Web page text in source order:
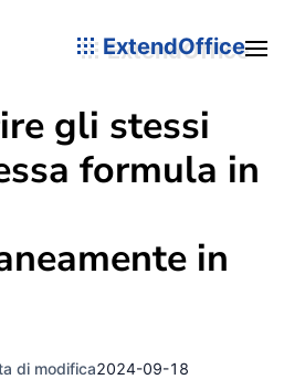
ExtendOffice
gli stessi
formula in
in
di modifica2024-09-18